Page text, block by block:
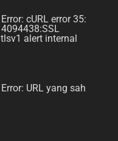
cURL error 35:
alert internal
URL yang sah